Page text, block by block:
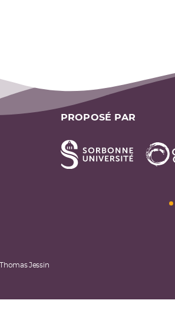
PROPOSÉ PAR
Thomas Jessin